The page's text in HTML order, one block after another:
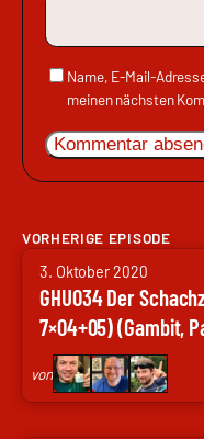
Name, E-Mail-
meinen nächsten
VORHERIGE EPISODE
3. Oktober 2020
GHU034 Der
7×04+05) (Gambit,
von
von
Arne
Ruddat
Codenaga,
Nils